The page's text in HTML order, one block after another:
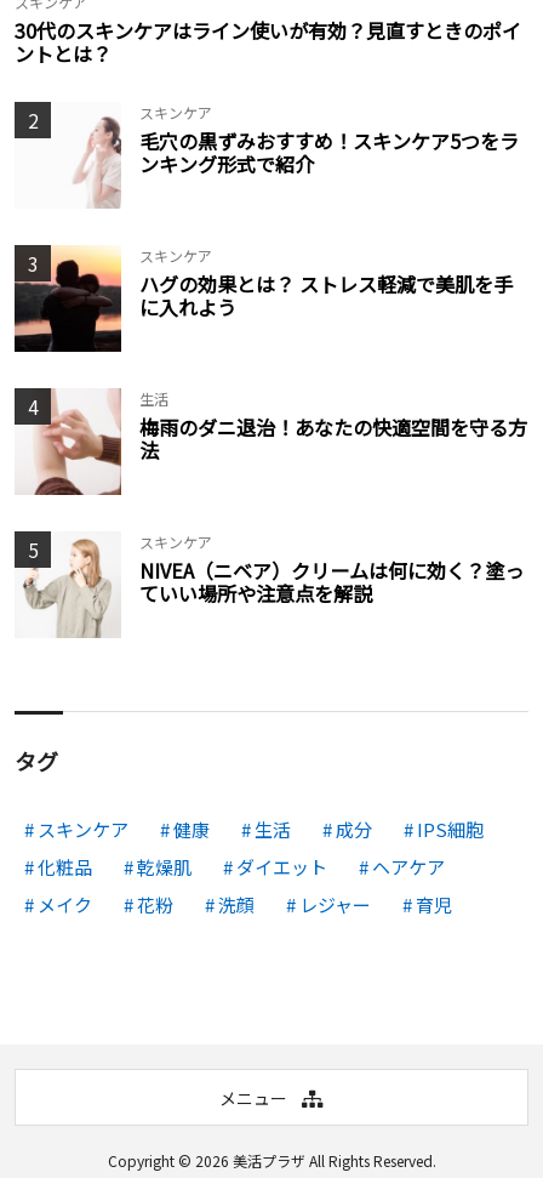
30代のスキンケアはライン使いが有効？見直すときのポイ
ントとは？
2 スキンケア
毛穴の黒ずみおすすめ！スキンケア5つをラ
ンキング形式で紹介
3 スキンケア
ハグの効果とは？ ストレス軽減で美肌を手
に入れよう
4 生活
梅雨のダニ退治！あなたの快適空間を守る方
法
5 スキンケア
NIVEA（ニベア）クリームは何に効く？塗っ
ていい場所や注意点を解説
タグ
スキンケア 健康 生活 成分
IPS細胞
化粧品
乾燥肌 ダイエット
ヘアケア
メイク
花粉 洗顔 レジャー 育児
メニュー
Copyright © 2026 美活プラザ All Rights Reserved.